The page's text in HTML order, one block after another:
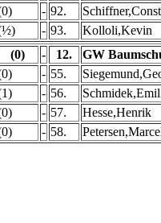
- 92.
- 93.
Kolloli,Kevin
(0) - 12.
GW
- 55.
- 56.
Schmidek,Emil
- 57.
Hesse,Henrik
- 58.